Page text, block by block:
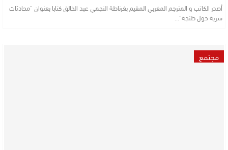
أصدر الكاتب و المترجم المغربي المقيم بغرناطة النجمي عبد الخالق كتابا بعنوان “محادثات
سرية حول طنجة”…
مجتمع